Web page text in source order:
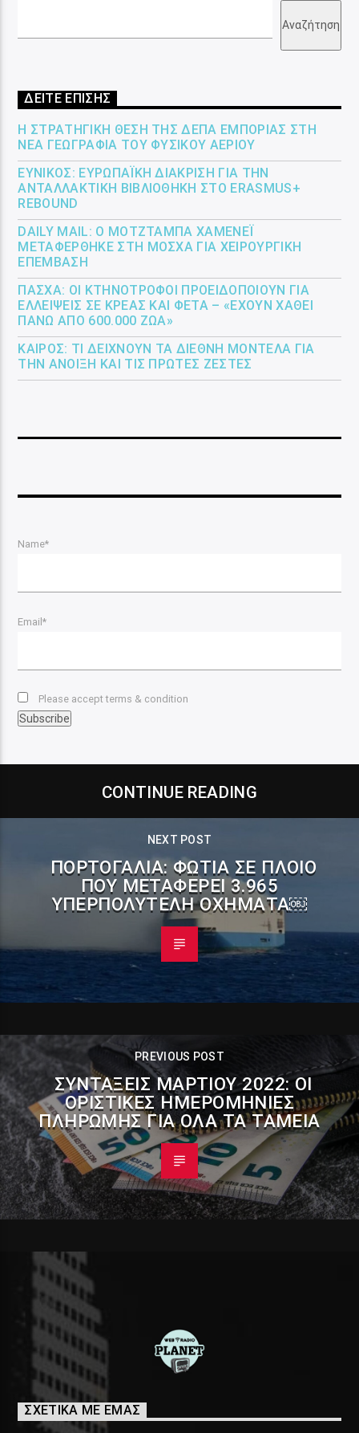
Αναζήτηση
ΔΕΙΤΕ ΕΠΙΣΗΣ
Η ΣΤΡΑΤΗΓΙΚΉ ΘΈΣΗ ΤΗΣ ΔΕΠΑ ΕΜΠΟΡΊΑΣ ΣΤΗ
ΝΈΑ ΓΕΩΓΡΑΦΊΑ ΤΟΥ ΦΥΣΙΚΟΎ ΑΕΡΊΟΥ
ΕΎΝΙΚΟΣ: ΕΥΡΩΠΑΪΚΉ ΔΙΆΚΡΙΣΗ ΓΙΑ ΤΗΝ
ΑΝΤΑΛΛΑΚΤΙΚΉ ΒΙΒΛΙΟΘΉΚΗ ΣΤΟ ERASMUS+
REBOUND
DAILY MAIL: Ο ΜΟΤΖΤΆΜΠΑ ΧΑΜΕΝΕΪ́
ΜΕΤΑΦΈΡΘΗΚΕ ΣΤΗ ΜΌΣΧΑ ΓΙΑ ΧΕΙΡΟΥΡΓΙΚΉ
ΕΠΈΜΒΑΣΗ
ΠΆΣΧΑ: ΟΙ ΚΤΗΝΟΤΡΌΦΟΙ ΠΡΟΕΙΔΟΠΟΙΟΎΝ ΓΙΑ
ΕΛΛΕΊΨΕΙΣ ΣΕ ΚΡΈΑΣ ΚΑΙ ΦΈΤΑ – «ΈΧΟΥΝ ΧΑΘΕΊ
ΠΆΝΩ ΑΠΌ 600.000 ΖΏΑ»
ΚΑΙΡΌΣ: ΤΙ ΔΕΊΧΝΟΥΝ ΤΑ ΔΙΕΘΝΉ ΜΟΝΤΈΛΑ ΓΙΑ
ΤΗΝ ΆΝΟΙΞΗ ΚΑΙ ΤΙΣ ΠΡΏΤΕΣ ΖΈΣΤΕΣ
Name*
Email*
Please accept terms & condition
CONTINUE READING
NEXT POST
ΠΟΡΤΟΓΑΛΊΑ: ΦΩΤΙΆ ΣΕ ΠΛΟΊΟ
ΠΟΥ ΜΕΤΑΦΈΡΕΙ 3.965
ΥΠΕΡΠΟΛΥΤΕΛΉ ΟΧΉΜΑΤΑ￼
PREVIOUS POST
ΣΥΝΤΆΞΕΙΣ ΜΑΡΤΊΟΥ 2022: ΟΙ
ΟΡΙΣΤΙΚΈΣ ΗΜΕΡΟΜΗΝΊΕΣ
ΠΛΗΡΩΜΉΣ ΓΙΑ ΌΛΑ ΤΑ ΤΑΜΕΊΑ
ΣΧΕΤΙΚΑ ΜΕ ΕΜΑΣ